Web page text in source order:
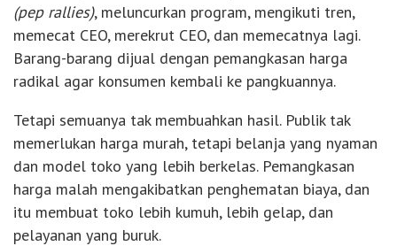
(pep rallies), meluncurkan program, mengikuti tren,
memecat CEO, merekrut CEO, dan memecatnya lagi.
Barang-barang dijual dengan pemangkasan harga
radikal agar konsumen kembali ke pangkuannya.
Tetapi semuanya tak membuahkan hasil. Publik tak
memerlukan harga murah, tetapi belanja yang nyaman
dan model toko yang lebih berkelas. Pemangkasan
harga malah mengakibatkan penghematan biaya, dan
itu membuat toko lebih kumuh, lebih gelap, dan
pelayanan yang buruk.